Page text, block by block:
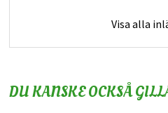
Visa alla
DU KANSKE OCKSÅ